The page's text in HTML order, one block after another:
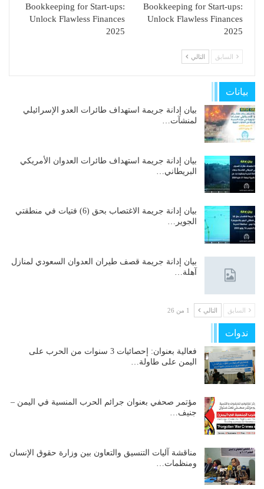
Bookkeeping for Start-ups:
Unlock Flawless Finances
2025
Bookkeeping for Start-ups:
Unlock Flawless Finances
2025
السابق التالي
بيانات
بيان إدانة جريمة استهداف طائرات العدو الإسرائيلي
لمنشآت…
بيان إدانة جريمة استهداف طائرات العدوان الأمريكي
البريطاني…
بيان إدانة جريمة الاغتصاب بحق (6) فتيات في منطقتي
الجوير…
بيان إدانة جريمة قصف طيران العدوان السعودي لمنازل
آهلة…
السابق التالي 1 من 26
ندوات
فعالية بعنوان: إحصائيات 3 سنوات من الحرب على
اليمن على طاولة…
مؤتمر صحفي بعنوان جرائم الحرب المنسية في اليمن –
جنيف…
مناقشة آليات التنسيق والتعاون بين وزارة حقوق الإنسان
ومنظمات…